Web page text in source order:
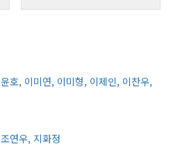
윤호, 이미연, 이미형, 이제인, 이찬우,
조연우, 지화정